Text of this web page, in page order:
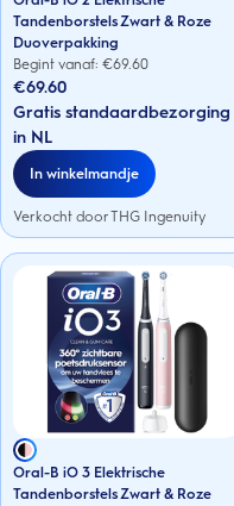
Tandenborstels Zwart & Roze
Duoverpakking
Begint vanaf: €69.60
€69.60
Gratis standaardbezorging
in NL
In winkelmandje
Verkocht door THG Ingenuity
Oral-B iO 3 Elektrische
Tandenborstels Zwart & Roze